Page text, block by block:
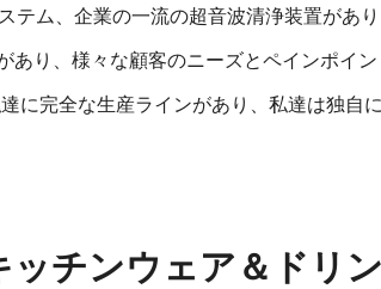
テム、企業の一流の超音波清浄装置があ
り、様々な顧客のニーズとペインポイ
に完全な生産ラインがあり、私達は独
ッチンウェア＆ドリ